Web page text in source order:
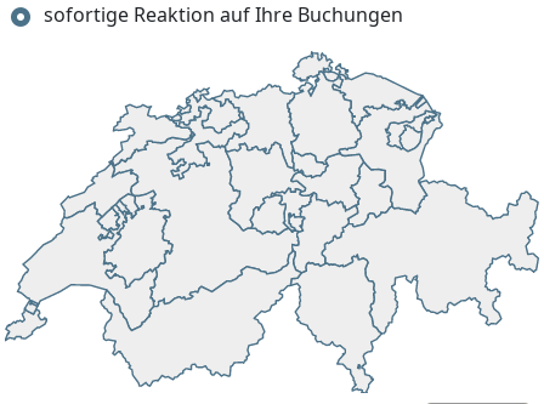
sofortige Reaktion auf Ihre Buchungen